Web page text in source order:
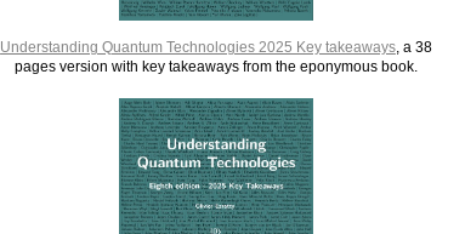
Understanding Quantum Technologies 2025 Key takeaways, a 38
pages version with key takeaways from the eponymous book.